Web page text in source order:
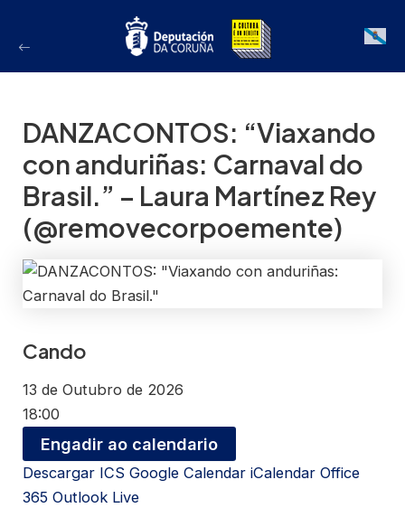
Galician
DANZACONTOS: “Viaxando
con anduriñas: Carnaval do
Brasil.” – Laura Martínez Rey
(@removecorpoemente)
Cando
13 de Outubro de 2026
18:00
Engadir ao calendario
Descargar ICS Google Calendar iCalendar Office
365 Outlook Live